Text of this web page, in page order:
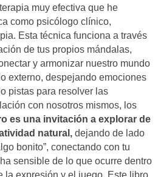
muy efectiva que he
como psicólogo clínico,
Esta técnica funciona a través
de tus propios mándalas,
y armonizar nuestro mundo
externo, despejando emociones
pistas para resolver las
con nosotros mismos, los
es una invitación a explorar de
natural,dejando de lado
bonito”, conectando con tu
sensible de lo que ocurre dentro
la expresión y el juego. Este libro